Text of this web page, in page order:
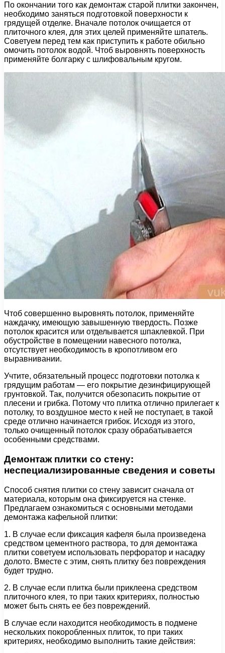
По окончании того как демонтаж старой плитки закончен,
необходимо заняться подготовкой поверхности к
грядущей отделке. Вначале потолок очищается от
плиточного клея, для этих целей применяйте шпатель.
Советуем перед тем как приступить к работе обильно
омочить потолок водой. Чтоб выровнять поверхность
применяйте болгарку с шлифовальным кругом.
Чтоб совершенно выровнять потолок, применяйте
наждачку, имеющую завышенную твердость. Позже
потолок красится или отделывается шпаклевкой. При
обустройстве в помещении навесного потолка,
отсутствует необходимость в кропотливом его
выравнивании.
Учтите, обязательный процесс подготовки потолка к
грядущим работам — его покрытие дезинфицирующей
грунтовкой. Так, получится обезопасить покрытие от
плесени и грибка. Потому что плитка отлично прилегает к
потолку, то воздушное место к ней не поступает, в такой
среде отлично начинается грибок. Исходя из этого,
только очищенный потолок сразу обрабатывается
особенными средствами.
Демонтаж плитки со стену:
неспециализированные сведения и советы
Способ снятия плитки со стену зависит сначала от
материала, которым она фиксируется на стенке.
Предлагаем ознакомиться с основными методами
демонтажа кафельной плитки:
1. В случае если фиксация кафеля была произведена
средством цементного раствора, то для демонтажа
плитки советуем использовать перфоратор и насадку
долото. Вместе с этим, снять плитку без повреждения
будет трудно.
2. В случае если плитка были приклеена средством
плиточного клея, то при таких критериях, полностью
может быть снять ее без повреждений.
В случае если находится необходимость в подмене
нескольких покоробленных плиток, то при таких
критериях, необходимо выполнить такие действия: